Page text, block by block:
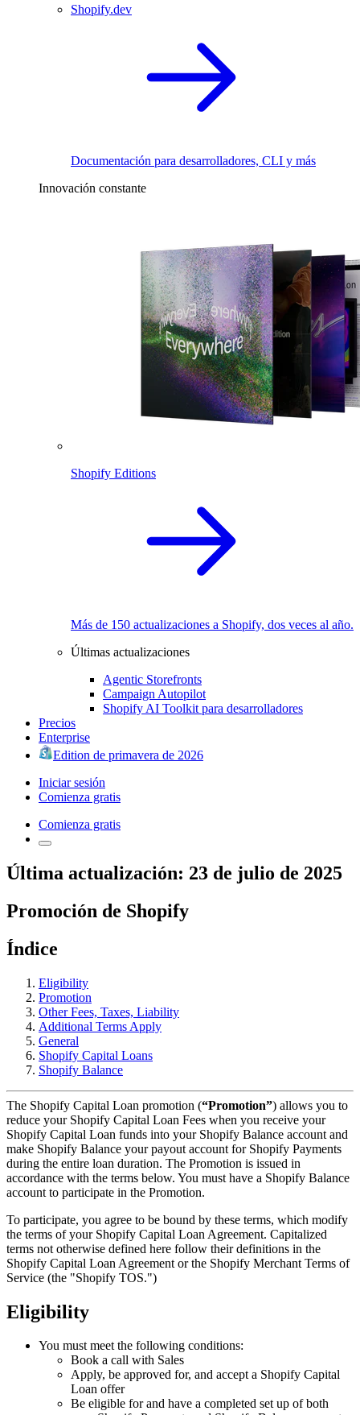
Shopify.dev
Documentación para desarrolladores, CLI y más
Innovación constante
Shopify Editions
Más de 150 actualizaciones a Shopify, dos veces al año.
Últimas actualizaciones
Agentic Storefronts
Campaign Autopilot
Shopify AI Toolkit para desarrolladores
Precios
Enterprise
Edition de primavera de 2026
Iniciar sesión
Comienza gratis
Comienza gratis
Última actualización: 23 de julio de 2025
Promoción de Shopify
Índice
Eligibility
Promotion
Other Fees, Taxes, Liability
Additional Terms Apply
General
Shopify Capital Loans
Shopify Balance
The Shopify Capital Loan promotion (“Promotion”) allows you to
reduce your Shopify Capital Loan Fees when you receive your
Shopify Capital Loan funds into your Shopify Balance account and
make Shopify Balance your payout account for Shopify Payments
during the entire loan duration. The Promotion is issued in
accordance with the terms below. You must have a Shopify Balance
account to participate in the Promotion.
To participate, you agree to be bound by these terms, which modify
the terms of your Shopify Capital Loan Agreement. Capitalized
terms not otherwise defined here follow their definitions in the
Shopify Capital Loan Agreement or the Shopify Merchant Terms of
Service (the "Shopify TOS.")
Eligibility
You must meet the following conditions:
Book a call with Sales
Apply, be approved for, and accept a Shopify Capital
Loan offer
Be eligible for and have a completed set up of both